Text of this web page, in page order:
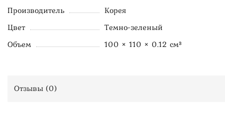
Производитель
Корея
Цвет
Темно-зеленый
Объем
100 × 110 × 0.12 см³
Отзывы (0)